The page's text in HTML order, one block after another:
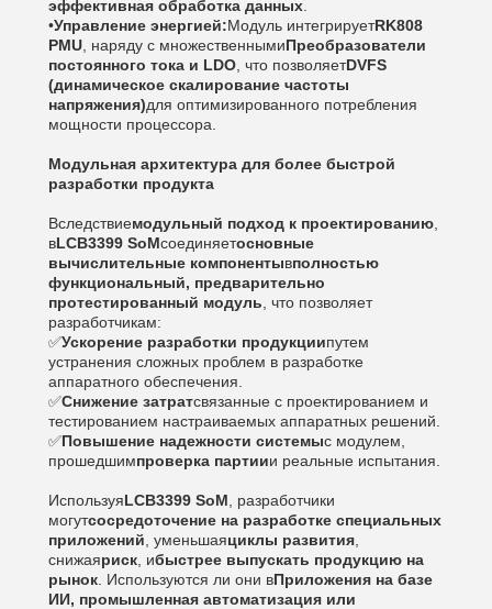
эффективная обработка данных
•Управление энергией:Модуль интегрируетRK808
PMU , наряду с множественнымиПреобразователи
постоянного тока и LDO , что позволяетDVFS
(динамическое скалирование частоты
напряжения)для оптимизированного потребления
мощности процессора.
Модульная архитектура для более быстрой
разработки продукта
Вследствиемодульный подход к проектированию
вLCB3399 SoMсоединяетосновные
вычислительные компонентывполностью
функциональный, предварительно
протестированный модуль , что позволяет
разработчикам:
✅Ускорение разработки продукциипутем
устранения сложных проблем в разработке
аппаратного обеспечения.
✅Снижение затратсвязанные с проектированием и
тестированием настраиваемых аппаратных решений.
✅Повышение надежности системыс модулем,
прошедшимпроверка партиии реальные испытания.
ИспользуяLCB3399 SoM , разработчики
могутсосредоточение на разработке специальных
приложений , уменьшаяциклы развития
снижаяриск , ибыстрее выпускать продукцию на
рынок . Используются ли они вПриложения на базе
ИИ, промышленная автоматизация или